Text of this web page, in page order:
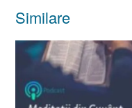
Similare